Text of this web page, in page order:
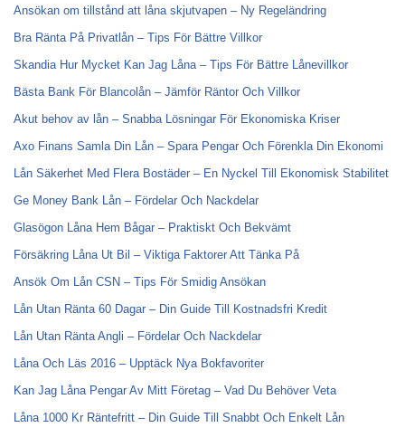
Ansökan om tillstånd att låna skjutvapen – Ny Regeländring
Bra Ränta På Privatlån – Tips För Bättre Villkor
Skandia Hur Mycket Kan Jag Låna – Tips För Bättre Lånevillkor
Bästa Bank För Blancolån – Jämför Räntor Och Villkor
Akut behov av lån – Snabba Lösningar För Ekonomiska Kriser
Axo Finans Samla Din Lån – Spara Pengar Och Förenkla Din Ekonomi
Lån Säkerhet Med Flera Bostäder – En Nyckel Till Ekonomisk Stabilitet
Ge Money Bank Lån – Fördelar Och Nackdelar
Glasögon Låna Hem Bågar – Praktiskt Och Bekvämt
Försäkring Låna Ut Bil – Viktiga Faktorer Att Tänka På
Ansök Om Lån CSN – Tips För Smidig Ansökan
Lån Utan Ränta 60 Dagar – Din Guide Till Kostnadsfri Kredit
Lån Utan Ränta Angli – Fördelar Och Nackdelar
Låna Och Läs 2016 – Upptäck Nya Bokfavoriter
Kan Jag Låna Pengar Av Mitt Företag – Vad Du Behöver Veta
Låna 1000 Kr Räntefritt – Din Guide Till Snabbt Och Enkelt Lån